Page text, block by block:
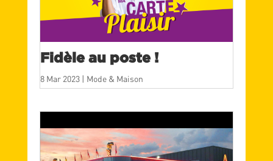
Fidèle au poste !
8 Mar 2023| Mode & Maison